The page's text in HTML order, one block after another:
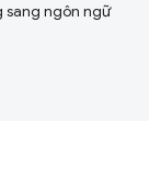
sang ngôn ngữ